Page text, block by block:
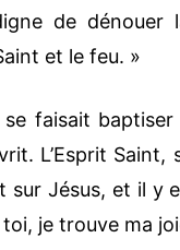
de dénouer
et le feu. »
faisait
L’Esprit
sur Jésus, et il y
je trouve ma